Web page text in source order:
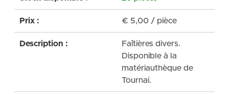
Prix : € 5,00 / pièce
Description :
Faîtières divers.
Disponible à la
matériauthèque de
Tournai.